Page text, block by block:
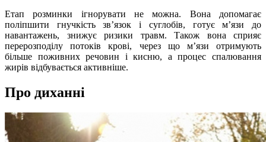
Етап розминки ігнорувати не можна. Вона допомагає
поліпшити гнучкість зв’язок і суглобів, готує м’язи до
навантажень, знижує ризики травм. Також вона сприяє
перерозподілу потоків крові, через що м’язи отримують
більше поживних речовин і кисню, а процес спалювання
жирів відбувається активніше.
Про диханні